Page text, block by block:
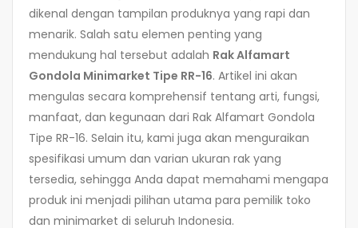
dikenal dengan tampilan produknya yang rapi dan
menarik. Salah satu elemen penting yang
mendukung hal tersebut adalah Rak Alfamart
Gondola Minimarket Tipe RR-16. Artikel ini akan
mengulas secara komprehensif tentang arti, fungsi,
manfaat, dan kegunaan dari Rak Alfamart Gondola
Tipe RR-16. Selain itu, kami juga akan menguraikan
spesifikasi umum dan varian ukuran rak yang
tersedia, sehingga Anda dapat memahami mengapa
produk ini menjadi pilihan utama para pemilik toko
dan minimarket di seluruh Indonesia.